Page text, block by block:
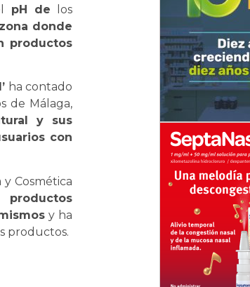
pH de los
donde
productos
ha contado
de Málaga,
y sus
con
Cosmética
productos
y ha
productos.